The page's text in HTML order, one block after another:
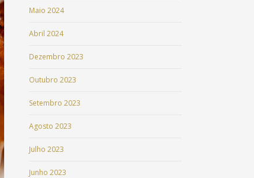
Maio 2024
Abril 2024
Dezembro 2023
Outubro 2023
Setembro 2023
Agosto 2023
Julho 2023
Junho 2023